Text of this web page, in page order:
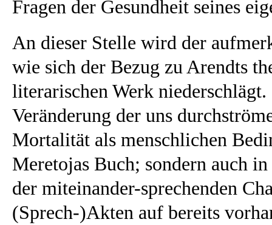
Fragen der Gesundheit seines
An dieser Stelle wird der
wie sich der Bezug zu Arendts
literarischen Werk
Veränderung der uns
Mortalität als menschlichen
Meretojas Buch; sondern auch
der miteinander-sprechenden
(Sprech-)Akten auf bereits